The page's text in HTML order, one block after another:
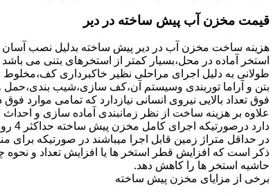
قیمت مخزن آب پیش ساخته در دیر
هزینه ساخت مخزن آب در دیر پیش ساخته بدلیل نصب
استخر آماده در محل،بسیار کمتر از استخرهای بتنی می
طولانی به دلیل اجرای مراحلی نظیر خاکبرداری کف،مخلوط
بتن و آراما توربندی وسیستم آن،کف سازی،شیب
فوق تعداد بالایی نیروی انسانی نیازدارد که تمامی موارد
در حداقل متراژ زمین قابل اجرا میباشند در صورتیکه برای
ذکر است که افزایش قطر استخر ها یا افزایش تعداد و
حاشیه استخر ها را کاهش دهد.
برخی از مزایای مخزن پیش ساخته